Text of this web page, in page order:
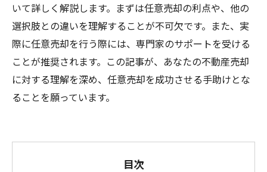
いて詳しく解説します。まずは任意売却の利点や、他の
選択肢との違いを理解することが不可欠です。また、実
際に任意売却を行う際には、専門家のサポートを受ける
ことが推奨されます。この記事が、あなたの不動産売却
に対する理解を深め、任意売却を成功させる手助けとな
ることを願っています。
目次